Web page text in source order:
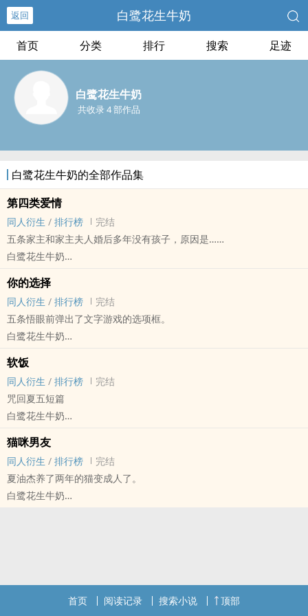
返回 白鹭花生牛奶
首页 分类 排行 搜索 足迹
白鹭花生牛奶
共收录 4 部作品
白鹭花生牛奶的全部作品集
第四类爱情
‍‎‍同‌‌人‎‌衍生 / 排行榜
完结
五条家主和家主夫人婚后多年没有孩子，原因是……
白鹭花生牛奶
‍‎‍同‌‌人‎‌衍生 - 动漫‍‎‍同‌‌人‎‌
GB - 短篇 - 完结 - 现代
性转 - PWP
文如其名是攻方单性转的第四爱gb，写来满足个人妄想和恶趣味的雷
文，ooc且文笔稀烂用词不雅粗俗，不能接受快跑。
你的选择
‍‎‍同‌‌人‎‌衍生 / 排行榜
完结
五条悟眼前弹出了文字游戏的选项框。
白鹭花生牛奶
‍‎‍同‌‌人‎‌衍生 - 动漫‍‎‍同‌‌人‎‌
BL - 短篇 - 完结 - 原作向
软饭
‍‎‍同‌‌人‎‌衍生 / 排行榜
完结
咒回夏五短篇
白鹭花生牛奶
‍‎‍同‌‌人‎‌衍生 - 动漫‍‎‍同‌‌人‎‌
BL - 短篇 - 完结 - 现代
轻松
夏油杰十年前后两次遇到五条悟的故事。
猫咪男友
‍‎‍同‌‌人‎‌衍生 / 排行榜
完结
夏油杰养了两年的猫变‎‍‌成‌‍人‍‍了。
白鹭花生牛奶
人物严重ooc，请酌情阅读。
首页 阅读记录 搜索小说 顶部